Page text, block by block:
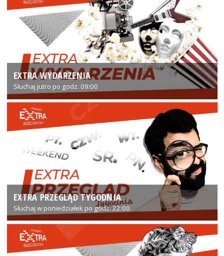
EXTRA WYDARZENIA
Słuchaj jutro po godz. 09:00
EXTRA PRZEGLĄD TYGODNIA
Słuchaj w poniedziałek po godz. 22:00